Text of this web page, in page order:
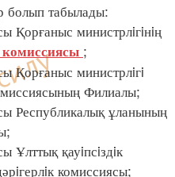
табылады:
Қорғаныс министрлiгiнiң
;
Қорғаныс министрлiгi
Филиалы;
Республикалық ұланының
Ұлттық қауiпсiздiк
комиссиясы;